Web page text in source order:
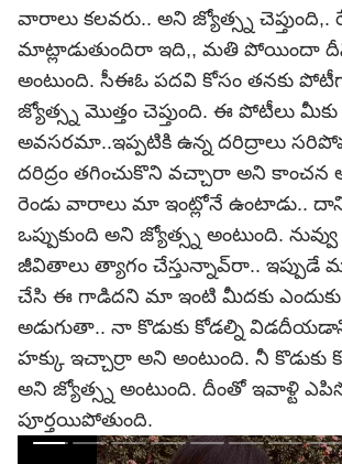
వారాలు కలవరు.. అని జ్యోత్స్న
మాట్లాడుతుందిరా ఇది,, మతి పోయిందా
అంటుంది. సీఈఓ పదవి కోసం తనకు
జ్యోత్స్న మొత్తం చెప్తుంది. ఈ పోటీలు మీకు
అవసరమా..ఇప్పటికి ఉన్న దరిద్రాలు
దరిద్రం తగించుకొని వచ్చారా అని కాంచన
రెండు వారాలు మా ఇంట్లోనే ఉంటాడు..
ఒప్పుకుంది అని జ్యోత్స్న అంటుంది.
జీవితాలు త్యాగం చేస్తున్నావ్‌రా..
చేసి ఈ గాడిదని మా ఇంటి మీదకు
అడుగుతా.. నా కొడుకు కోడల్ని
హక్కు ఇచ్చార్రా అని అంటుంది. నీ కొడుకు
అని జ్యోత్స్న అంటుంది. దీంతో ఇవాళ్టి
పూర్తయిపోతుంది.